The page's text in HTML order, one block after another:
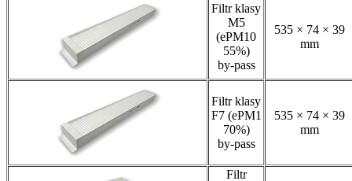
Filtr klasy
M5
(ePM10
55%)
by-pass
535 × 74 × 39
mm
Filtr klasy
F7 (ePM1
70%)
by-pass
535 × 74 × 39
mm
Filtr